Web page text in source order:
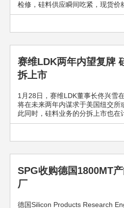
检修，硅料供应瞬间吃紧，现货价
赛维LDK两年内望复牌
拆上市
1月28日，赛维LDK董事长佟兴雪
将在未来两年内谋求于美国纽交所
此同时，硅料业务的分拆上市也在
SPG收购德国1800MT
厂
德国Silicon Products Research